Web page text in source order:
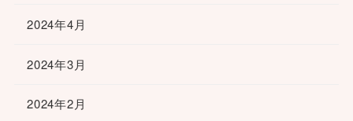
2024年4月
2024年3月
2024年2月